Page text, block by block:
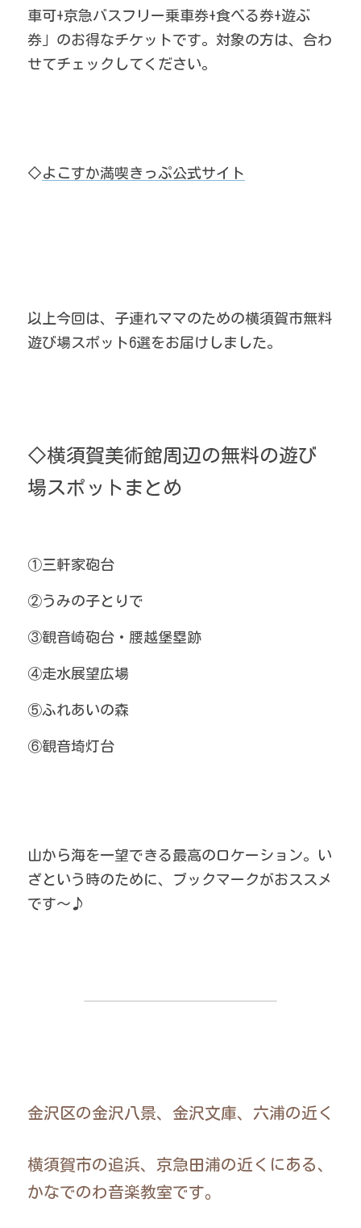
車可+京急バスフリー乗車券+食べる券+遊ぶ
券」のお得なチケットです。対象の方は、合わ
せてチェックしてください。
◇よこすか満喫きっぷ公式サイト
以上今回は、子連れママのための横須賀市無料
遊び場スポット6選をお届けしました。
◇横須賀美術館周辺の無料の遊び
場スポットまとめ
①三軒家砲台
②うみの子とりで
③観音崎砲台・腰越堡塁跡
④走水展望広場
⑤ふれあいの森
⑥観音埼灯台
山から海を一望できる最高のロケーション。い
ざという時のために、ブックマークがおススメ
です～♪
金沢区の金沢八景、金沢文庫、六浦の近く
横須賀市の追浜、京急田浦の近くにある、
かなでのわ音楽教室です。